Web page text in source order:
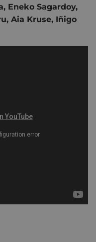
, Eneko Sagardoy,
, Aia Kruse, Iñigo